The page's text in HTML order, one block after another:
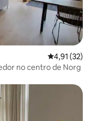
4,91 de uma
4,91 (32)
no centro de Norg